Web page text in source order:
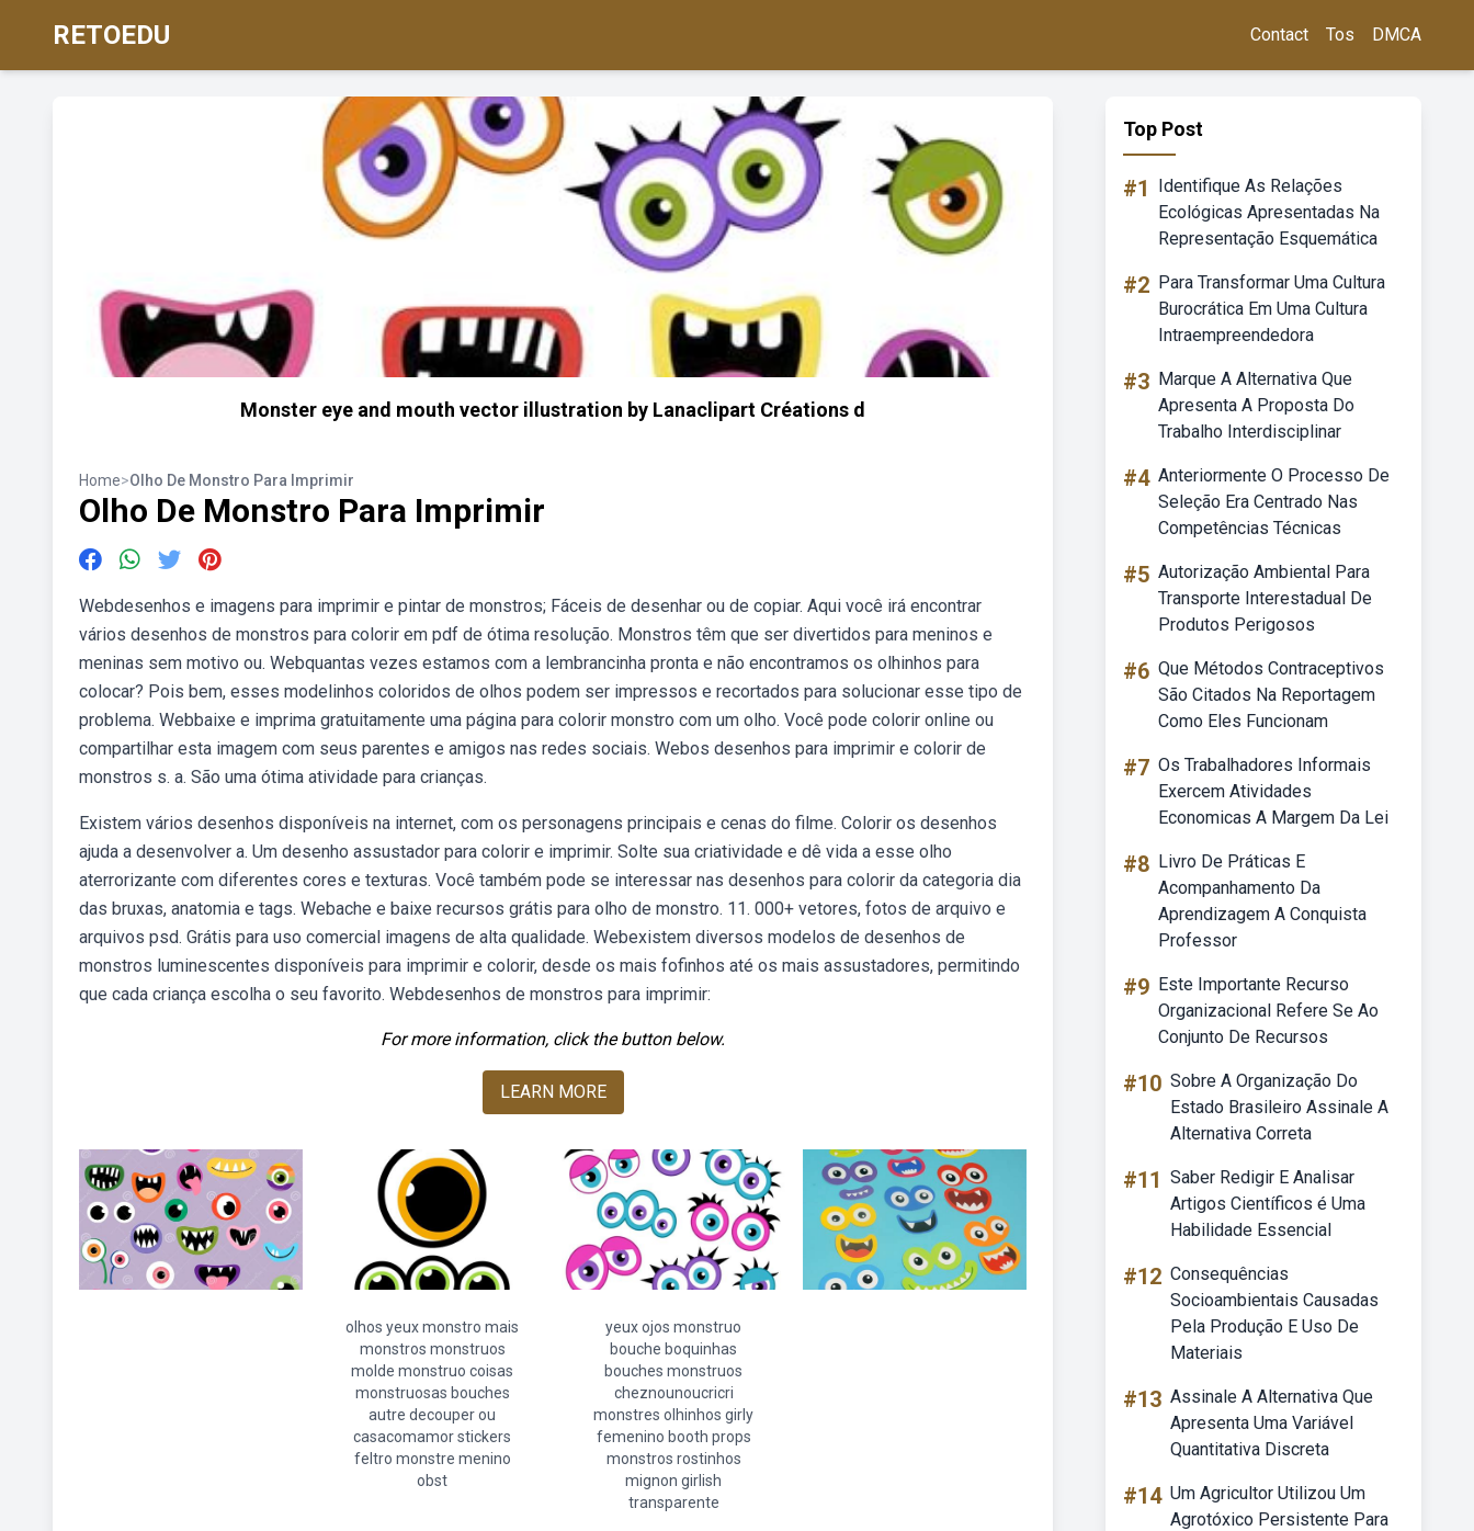
RETOEDU Contact Tos DMCA
Monster eye and mouth vector illustration by Lanaclipart Créations d
Home>Olho De Monstro Para Imprimir
Olho De Monstro Para Imprimir
Webdesenhos e imagens para imprimir e pintar de monstros; Fáceis de desenhar ou de copiar. Aqui você irá encontrar
vários desenhos de monstros para colorir em pdf de ótima resolução. Monstros têm que ser divertidos para meninos e
meninas sem motivo ou. Webquantas vezes estamos com a lembrancinha pronta e não encontramos os olhinhos para
colocar? Pois bem, esses modelinhos coloridos de olhos podem ser impressos e recortados para solucionar esse tipo de
problema. Webbaixe e imprima gratuitamente uma página para colorir monstro com um olho. Você pode colorir online ou
compartilhar esta imagem com seus parentes e amigos nas redes sociais. Webos desenhos para imprimir e colorir de
monstros s. a. São uma ótima atividade para crianças.
Existem vários desenhos disponíveis na internet, com os personagens principais e cenas do filme. Colorir os desenhos
ajuda a desenvolver a. Um desenho assustador para colorir e imprimir. Solte sua criatividade e dê vida a esse olho
aterrorizante com diferentes cores e texturas. Você também pode se interessar nas desenhos para colorir da categoria dia
das bruxas, anatomia e tags. Webache e baixe recursos grátis para olho de monstro. 11. 000+ vetores, fotos de arquivo e
arquivos psd. Grátis para uso comercial imagens de alta qualidade. Webexistem diversos modelos de desenhos de
monstros luminescentes disponíveis para imprimir e colorir, desde os mais fofinhos até os mais assustadores, permitindo
que cada criança escolha o seu favorito. Webdesenhos de monstros para imprimir:
For more information, click the button below.
LEARN MORE
olhos yeux monstro mais
monstros monstruos
molde monstruo coisas
monstruosas bouches
autre decouper ou
casacomamor stickers
feltro monstre menino
obst
yeux ojos monstruo
bouche boquinhas
bouches monstruos
cheznounoucricri
monstres olhinhos girly
femenino booth props
monstros rostinhos
mignon girlish
transparente
Top Post
#1
Identifique As Relações
Ecológicas Apresentadas Na
Representação Esquemática
#2 Para Transformar Uma Cultura
Burocrática Em Uma Cultura
Intraempreendedora
#3 Marque A Alternativa Que
Apresenta A Proposta Do
Trabalho Interdisciplinar
#4 Anteriormente O Processo De
Seleção Era Centrado Nas
Competências Técnicas
#5 Autorização Ambiental Para
Transporte Interestadual De
Produtos Perigosos
#6 Que Métodos Contraceptivos
São Citados Na Reportagem
Como Eles Funcionam
#7 Os Trabalhadores Informais
Exercem Atividades
Economicas A Margem Da Lei
#8 Livro De Práticas E
Acompanhamento Da
Aprendizagem A Conquista
Professor
#9 Este Importante Recurso
Organizacional Refere Se Ao
Conjunto De Recursos
#10 Sobre A Organização Do
Estado Brasileiro Assinale A
Alternativa Correta
#11 Saber Redigir E Analisar
Artigos Científicos é Uma
Habilidade Essencial
#12 Consequências
Socioambientais Causadas
Pela Produção E Uso De
Materiais
#13 Assinale A Alternativa Que
Apresenta Uma Variável
Quantitativa Discreta
#14 Um Agricultor Utilizou Um
Agrotóxico Persistente Para